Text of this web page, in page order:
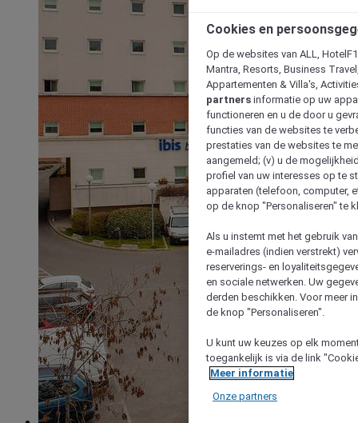
Cookies en
Op de websites van ALL,
Mantra, Resorts, Business
Appartementen & Villa's,
partners informatie op uw
functioneren en u de door u
functies van de websites te
prestaties van de websites te
aangemeld; (v) u de
profiel van uw interesses op te
apparaten (telefoon, computer,
op de knop "Personaliseren" te
Als u instemt met het gebruik
e-mailadres (indien verstrekt)
reserverings- en
en sociale netwerken. Uw
derden beschikken. Voor meer
de knop "Personaliseren".
U kunt uw keuzes op elk
toegankelijk is via de link
Meer informatie
Onze partners